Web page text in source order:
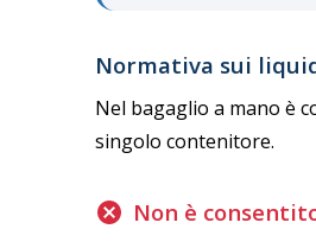
Normativa sui
Nel bagaglio a mano è
singolo contenitore.
Non è